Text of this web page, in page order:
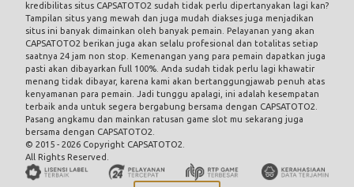
kredibilitas situs CAPSATOTO2 sudah tidak perlu dipertanyakan lagi kan?
Tampilan situs yang mewah dan juga mudah diakses juga menjadikan
situs ini banyak dimainkan oleh banyak pemain. Pelayanan yang akan
CAPSATOTO2 berikan juga akan selalu profesional dan totalitas setiap
saatnya 24 jam non stop. Kemenangan yang para pemain dapatkan juga
pasti akan dibayarkan full 100%. Anda sudah tidak perlu lagi khawatir
menang tidak dibayar, karena kami akan bertanggungjawab penuh atas
kenyamanan para pemain. Jadi tunggu apalagi, ini adalah kesempatan
terbaik anda untuk segera bergabung bersama dengan CAPSATOTO2.
Pasang angkamu dan mainkan ratusan game slot mu sekarang juga
bersama dengan CAPSATOTO2.
© 2015 - 2026 Copyright CAPSATOTO2.
All Rights Reserved.